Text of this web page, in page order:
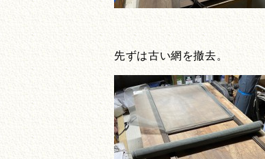
先ずは古い網を撤去。